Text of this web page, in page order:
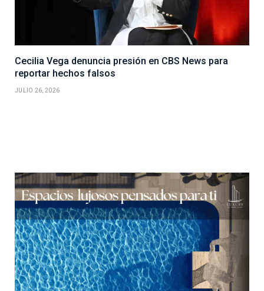
Cecilia Vega denuncia presión en CBS News para
reportar hechos falsos
JULIO 26, 2026